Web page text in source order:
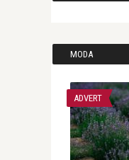
MODA
ADVERT